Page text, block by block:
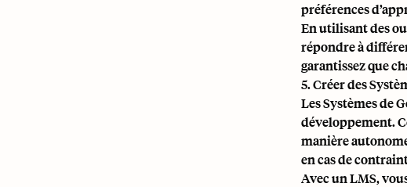
préférences
En utilisant des
répondre à
garantissez que
5. Créer des
Les Systèmes de
développement.
manière
en cas de
Avec un LMS,